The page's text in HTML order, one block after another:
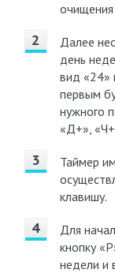
очищения
Далее
день
вид «24»
первым
нужного
«Д+»,
Таймер
клавишу.
Для
кнопку
недели и